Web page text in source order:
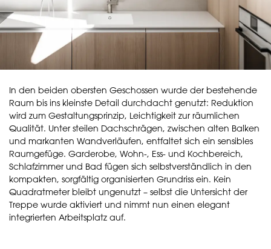
In den beiden obersten Geschossen wurde der bestehende
Raum bis ins kleinste Detail durchdacht genutzt: Reduktion
wird zum Gestaltungsprinzip, Leichtigkeit zur räumlichen
Qualität. Unter steilen Dachschrägen, zwischen alten Balken
und markanten Wandverläufen, entfaltet sich ein sensibles
Raumgefüge. Garderobe, Wohn-, Ess- und Kochbereich,
Schlafzimmer und Bad fügen sich selbstverständlich in den
kompakten, sorgfältig organisierten Grundriss ein. Kein
Quadratmeter bleibt ungenutzt – selbst die Untersicht der
Treppe wurde aktiviert und nimmt nun einen elegant
integrierten Arbeitsplatz auf.